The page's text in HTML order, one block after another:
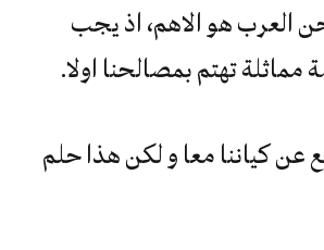
العرب هو الاهم، اذ يجب
مماثلة تهتم بمصالحنا اولا.
عن كياننا معا و لكن هذا حلم